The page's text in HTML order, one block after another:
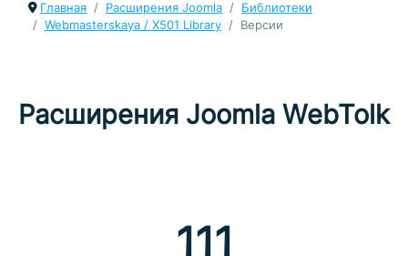
Главная Расширения Joomla
Библиотеки
Webmasterskaya / X501 Library
Версии
Расширения Joomla WebTolk
111